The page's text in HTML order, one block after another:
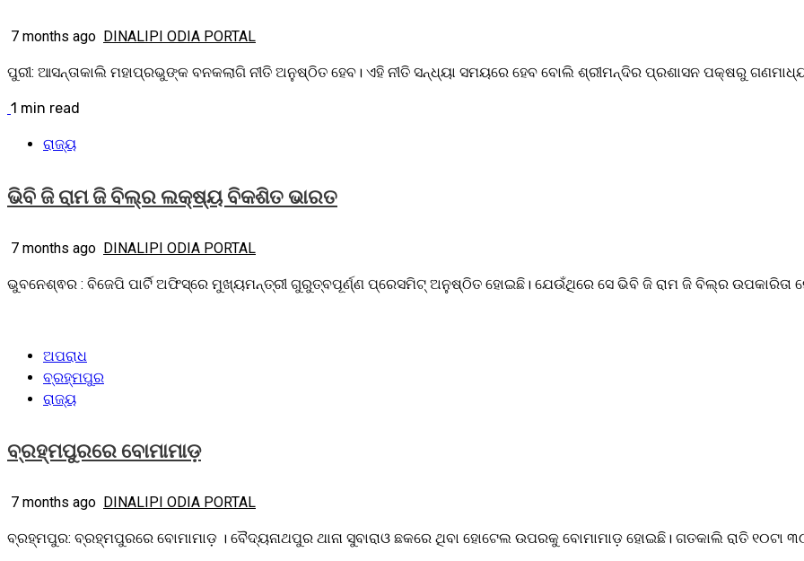
7 months ago DINALIPI ODIA PORTAL
ପୁରୀ: ଆସନ୍ତାକାଲି ମହାପ୍ରଭୁଙ୍କ ବନକଲାଗି ନୀତି ଅନୁଷ୍ଠିତ ହେବ। ଏହି ନୀତି ସନ୍ଧ୍ୟା ସମୟରେ ହେବ ବୋଲି ଶ୍ରୀମନ୍ଦିର ପ୍ରଶାସନ ପକ୍ଷରୁ
1 min read
ରାଜ୍ୟ
ଭିବି ଜି ରାମ ଜି ବିଲ୍‌ର ଲକ୍ଷ୍ୟ ବିକଶିତ ଭାରତ
7 months ago DINALIPI ODIA PORTAL
ଭୁବନେଶ୍ଵର : ବିଜେପି ପାର୍ଟି ଅଫିସ୍‌ରେ ମୁଖ୍ୟମନ୍ତ୍ରୀ ଗୁରୁତ୍ବପୂର୍ଣ୍ଣ ପ୍ରେସମିଟ୍ ଅନୁଷ୍ଠିତ ହୋଇଛି। ଯେଉଁଥିରେ ସେ ଭିବି ଜି ରାମ ଜି ବିଲ୍‌ର ଉପକାରିତା
ଅପରାଧ
ବ୍ରହ୍ମପୁର
ରାଜ୍ୟ
ବ୍ରହ୍ମପୁରରେ ବୋମାମାଡ଼
7 months ago DINALIPI ODIA PORTAL
ବ୍ରହ୍ମପୁର: ବ୍ରହ୍ମପୁରରେ ବୋମାମାଡ଼ । ବୈଦ୍ୟନାଥପୁର ଥାନା ସୁବାରାଓ ଛକରେ ଥିବା ହୋଟେଲ ଉପରକୁ ବୋମାମାଡ଼ ହୋଇଛି। ଗତକାଲି ରାତି ୧୦ଟା